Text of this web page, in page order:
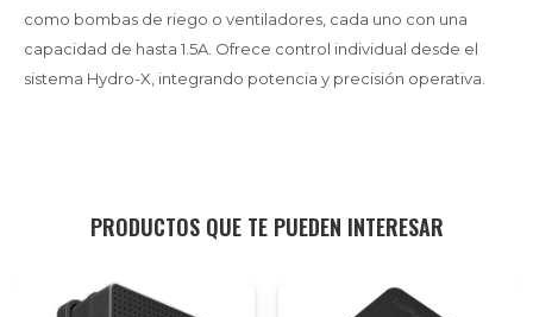
como bombas de riego o ventiladores, cada uno con una
capacidad de hasta 1.5A. Ofrece control individual desde el
sistema Hydro-X, integrando potencia y precisión operativa.
PRODUCTOS QUE TE PUEDEN INTERESAR